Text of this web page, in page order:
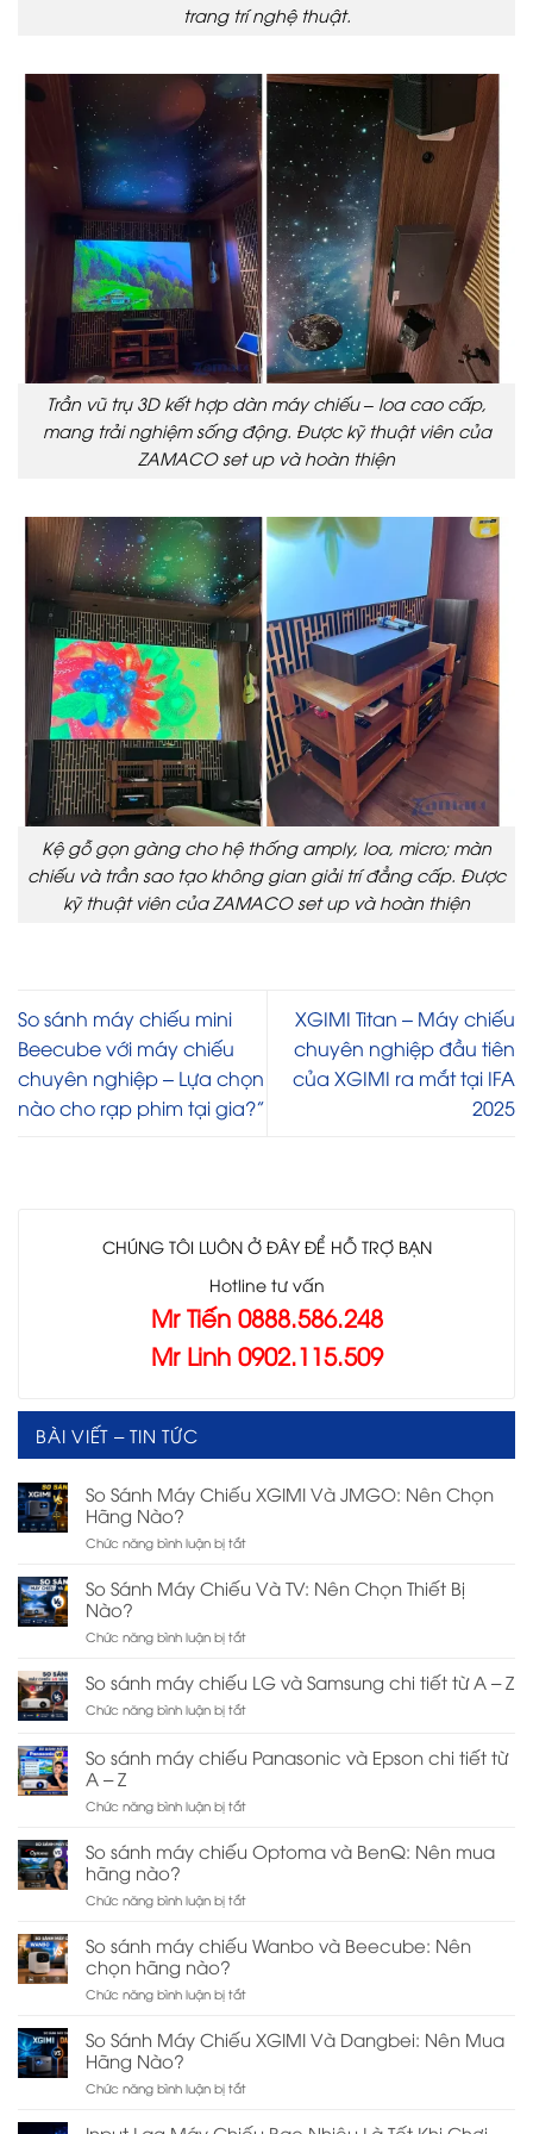
CHÚNG TÔI LUÔN Ở ĐÂY ĐỂ HỖ TRỢ BẠN
Hotline tư vấn
Mr Tiến 0888.586.248
Mr Linh 0902.115.509
BÀI VIẾT – TIN TỨC
So Sánh Máy Chiếu XGIMI Và JMGO: Nên Chọn
Hãng Nào?
Chức năng bình luận bị tắtở
Sánh
Máy
XGIMI
JMGO:
Nên
Chọn
Nào?
So Sánh Máy Chiếu Và TV: Nên Chọn Thiết Bị
Nào?
Chức năng bình luận bị tắtở
Sánh
Máy
Chiếu
TV:
Nên
Thiết
Nào?
So sánh máy chiếu LG và Samsung chi tiết từ A – Z
Chức năng bình luận bị tắtở
máy
LG
Samsung
chi
từ
Z
So sánh máy chiếu Panasonic và Epson chi tiết từ
A – Z
Chức năng bình luận bị tắtở
sánh
máy
Panasonic
Epson
chi
từ
–
Z
So sánh máy chiếu Optoma và BenQ: Nên mua
hãng nào?
Chức năng bình luận bị tắtở
sánh
máy
Optoma
BenQ:
Nên
hãng
So sánh máy chiếu Wanbo và Beecube: Nên
chọn hãng nào?
Chức năng bình luận bị tắtở
sánh
máy
Wanbo
Beecube:
So Sánh Máy Chiếu XGIMI Và Dangbei: Nên Mua
Hãng Nào?
Chức năng bình luận bị tắtở
Sánh
trang trí nghệ thuật.
Trần vũ trụ 3D kết hợp dàn máy chiếu – loa cao cấp,
mang trải nghiệm sống động. Được kỹ thuật viên của
ZAMACO set up và hoàn thiện
Kệ gỗ gọn gàng cho hệ thống amply, loa, micro; màn
chiếu và trần sao tạo không gian giải trí đẳng cấp. Được
kỹ thuật viên của ZAMACO set up và hoàn thiện
So sánh máy chiếu mini
Beecube với máy chiếu
chuyên nghiệp – Lựa chọn
nào cho rạp phim tại gia?”
XGIMI Titan – Máy chiếu
chuyên nghiệp đầu tiên
của XGIMI ra mắt tại IFA
2025